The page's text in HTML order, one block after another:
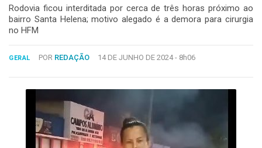
FALE
CONOSCO
Copyright
2024
Desenvolvido
Tecnologia
Sistemas
Rodovia ficou interditada por cerca de três horas próximo ao
bairro Santa Helena; motivo alegado é a demora para cirurgia
no HFM
GERAL POR REDAÇÃO 14 DE JUNHO DE 2024 - 8h06